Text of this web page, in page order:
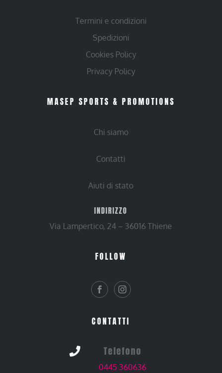
Termini e condizioni
Spedizioni
Cookies Policy
Privacy Policy
MASEP SPORTS & PROMOTIONS
Chi siamo
Contatti
Aiuti di stato
INDIRIZZO
Via Lampertico, 24 – 36016 Thiene
FOLLOW
CONTATTI
 Telefono
0445 360636